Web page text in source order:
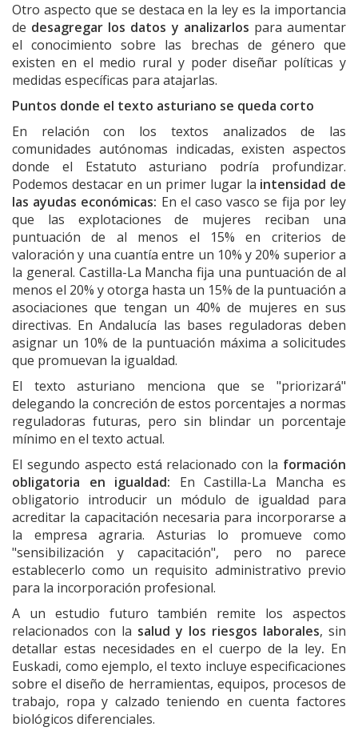
Otro aspecto que se destaca en la ley es la importancia
de desagregar los datos y analizarlos para aumentar
el conocimiento sobre las brechas de género que
existen en el medio rural y poder diseñar políticas y
medidas específicas para atajarlas.
Puntos donde el texto asturiano se queda corto
En relación con los textos analizados de las
comunidades autónomas indicadas, existen aspectos
donde el Estatuto asturiano podría profundizar.
Podemos destacar en un primer lugar la intensidad de
las ayudas económicas: En el caso vasco se fija por ley
que las explotaciones de mujeres reciban una
puntuación de al menos el 15% en criterios de
valoración y una cuantía entre un 10% y 20% superiora
la general. Castilla-La Mancha fija una puntuación de al
menos el 20% y otorga hasta un 15% de la puntuación a
asociaciones que tengan un 40% de mujeres en sus
directivas. En Andalucía las bases reguladoras deben
asignar un 10% de la puntuación máxima a solicitudes
que promuevan la igualdad.
El texto asturiano menciona que se "priorizará"
delegando la concreción de estos porcentajes a normas
reguladoras futuras, pero sin blindar un porcentaje
mínimo en el texto actual.
El segundo aspecto está relacionado con la formación
obligatoria en igualdad: En Castilla-La Mancha es
obligatorio introducir un módulo de igualdad para
acreditar la capacitación necesaria para incorporarse a
la empresa agraria. Asturias lo promueve como
"sensibilización y capacitación", pero no parece
establecerlo como un requisito administrativo previo
para la incorporación profesional.
A un estudio futuro también remite los aspectos
relacionados con la salud y los riesgos laborales, sin
detallar estas necesidades en el cuerpo de la ley. En
Euskadi, como ejemplo, el texto incluye especificaciones
sobre el diseño de herramientas, equipos, procesos de
trabajo, ropa y calzado teniendo en cuenta factores
biológicos diferenciales.